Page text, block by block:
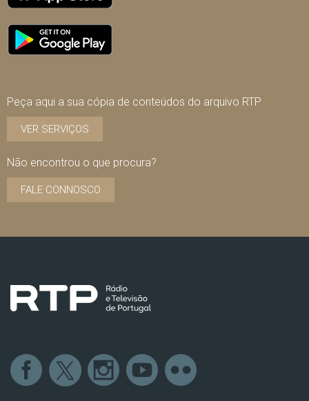
Peça aqui a sua cópia de conteúdos do arquivo RTP
VER SERVIÇOS
Não encontrou o que procura?
FALE CONNOSCO